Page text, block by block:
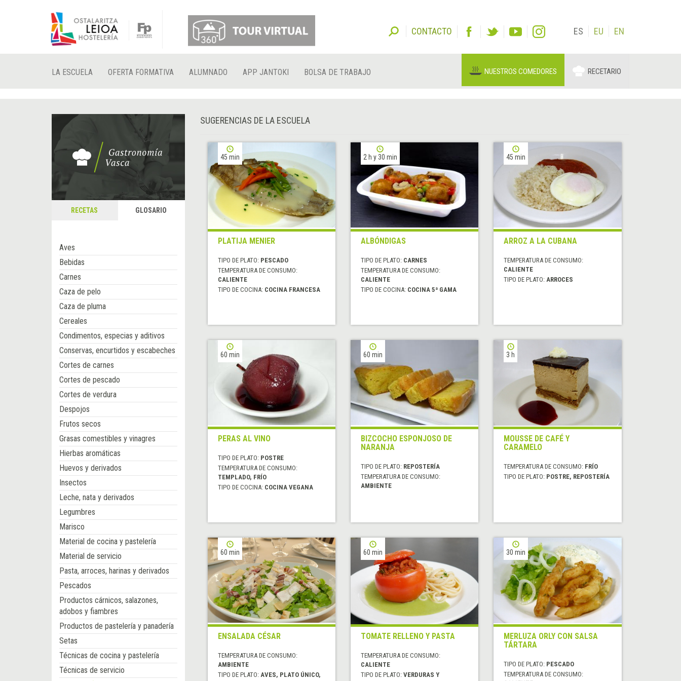
CONTACTO ES EU EN
LA ESCUELA OFERTA FORMATIVA ALUMNADO APP JANTOKI BOLSA DE TRABAJO NUESTROS COMEDORES RECETARIO
RECETAS GLOSARIO
Aves
Bebidas
Carnes
Caza de pelo
Caza de pluma
Cereales
Condimentos, especias y aditivos
Conservas, encurtidos y escabeches
Cortes de carnes
Cortes de pescado
Cortes de verdura
Despojos
Frutos secos
Grasas comestibles y vinagres
Hierbas aromáticas
Huevos y derivados
Insectos
Leche, nata y derivados
Legumbres
Marisco
Material de cocina y pastelería
Material de servicio
Pasta, arroces, harinas y derivados
Pescados
Productos cárnicos, salazones,
adobos y fiambres
Productos de pastelería y panadería
Setas
Técnicas de cocina y pastelería
Técnicas de servicio
SUGERENCIAS DE LA ESCUELA
45 min
PLATIJA MENIER
TIPO DE PLATO: PESCADO
TEMPERATURA DE CONSUMO:
CALIENTE
TIPO DE COCINA: COCINA FRANCESA
2 h y 30 min
ALBÓNDIGAS
TIPO DE PLATO: CARNES
TEMPERATURA DE CONSUMO:
CALIENTE
TIPO DE COCINA: COCINA 5ª GAMA
45 min
ARROZ A LA CUBANA
TEMPERATURA DE CONSUMO:
CALIENTE
TIPO DE PLATO:ARROCES
60 min
PERAS AL VINO
TIPO DE PLATO: POSTRE
TEMPERATURA DE CONSUMO:
TEMPLADO, FRÍO
TIPO DE COCINA: COCINA VEGANA
60 min
BIZCOCHO ESPONJOSO DE
NARANJA
TIPO DE PLATO: REPOSTERÍA
TEMPERATURA DE CONSUMO:
AMBIENTE
3 h
MOUSSE DE CAFÉ Y
CARAMELO
TEMPERATURA DE CONSUMO: FRÍO
TIPO DE PLATO: POSTRE, REPOSTERÍA
60 min
ENSALADA CÉSAR
TEMPERATURA DE CONSUMO:
AMBIENTE
TIPO DE PLATO: AVES, PLATO ÚNICO,
60 min
TOMATE RELLENO Y PASTA
TEMPERATURA DE CONSUMO:
CALIENTE
TIPO DE PLATO: VERDURAS Y
30 min
MERLUZA ORLY CON SALSA
TÁRTARA
TIPO DE PLATO: PESCADO
TEMPERATURA DE CONSUMO: